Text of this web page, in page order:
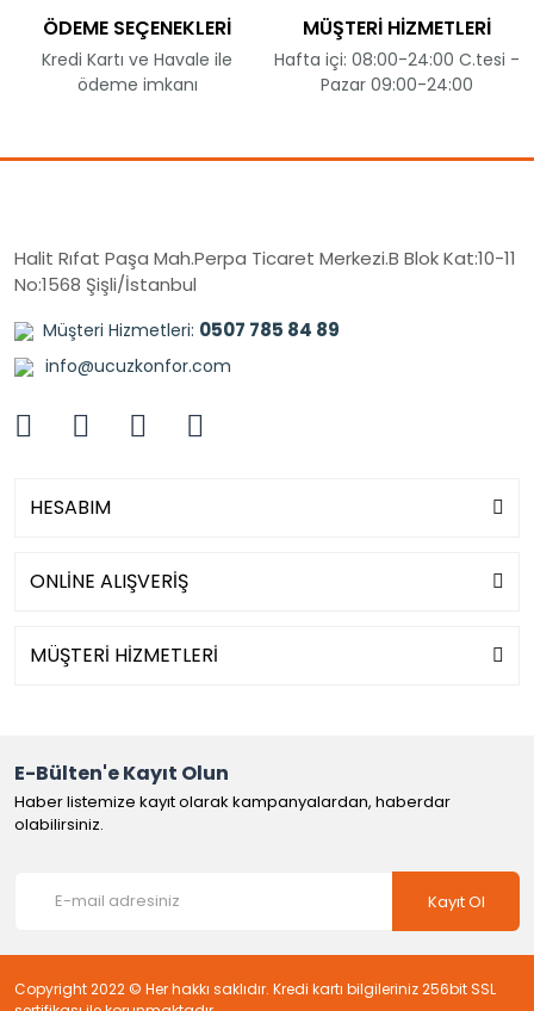
ÖDEME SEÇENEKLERİ
Kredi Kartı ve Havale ile
ödeme imkanı
MÜŞTERİ HİZMETLERİ
Hafta içi: 08:00-24:00 C.tesi -
Pazar 09:00-24:00
Halit Rıfat Paşa Mah.Perpa Ticaret Merkezi.B Blok Kat:10-11
No:1568 Şişli/İstanbul
Müşteri Hizmetleri: 0507 785 84 89
info@ucuzkonfor.com
HESABIM
ONLİNE ALIŞVERİŞ
MÜŞTERİ HİZMETLERİ
E-Bülten'e Kayıt Olun
Haber listemize kayıt olarak kampanyalardan, haberdar
olabilirsiniz.
Kayıt Ol
Copyright 2022 © Her hakkı saklıdır. Kredi kartı bilgileriniz 256bit SSL